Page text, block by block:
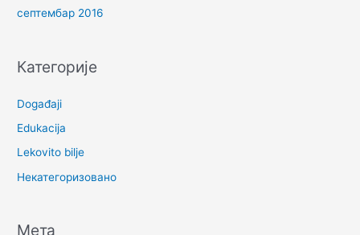
септембар 2016
Категорије
Događaji
Edukacija
Lekovito bilje
Некатегоризовано
Мета